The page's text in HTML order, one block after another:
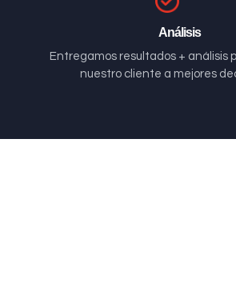
Análisis
Entregamos resultados + análisis
nuestro cliente a mejores